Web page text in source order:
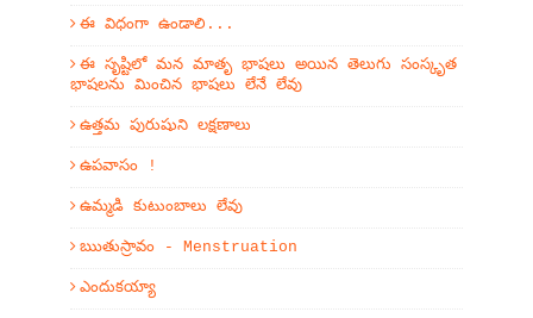
ఈ విధంగా ఉండాలి...
ఈ సృష్టిలో మన మాతృ భాషలు అయిన తెలుగు సంస్కృత
భాషలను మించిన భాషలు లేనే లేవు
ఉత్తమ పురుషుని లక్షణాలు
ఉపవాసం !
ఉమ్మడి కుటుంబాలు లేవు
ఋతుస్రావం - Menstruation
ఎందుకయ్యా